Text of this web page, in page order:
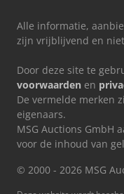
Alle informatie,
zijn vrijblijvend en
Door deze site te
voorwaarden en
De vermelde merken
eigenaars.
MSG Auctions GmbH
voor de inhoud van
© 2000 - 2026 MSG